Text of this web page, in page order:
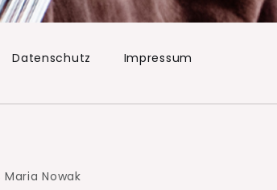
Datenschutz Impressum